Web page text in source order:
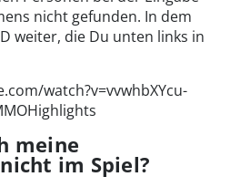
nicht gefunden. In dem
weiter, die Du unten links in
watch?v=vvwhbXYcu-
meine
im Spiel?